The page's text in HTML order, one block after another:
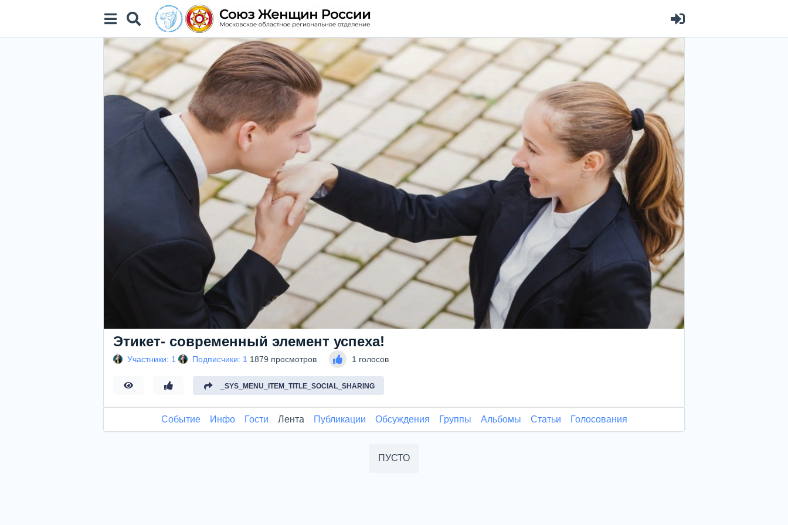
Этикет- современный элемент успеха!
Участники: 1 Подписчики: 1 1879 просмотров 1 голосов
_SYS_MENU_ITEM_TITLE_SOCIAL_SHARING
Событие Инфо Гости Лента Публикации Обсуждения Группы Альбомы Статьи Голосования
ПУСТО